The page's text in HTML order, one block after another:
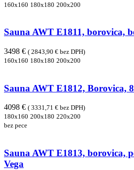
160x160 180x180 200x200
Sauna AWT E1811, borovica,
3498 € ( 2843,90 € bez DPH)
160x160 180x180 200x200
Sauna AWT E1812, Borovica,
4098 € ( 3331,71 € bez DPH)
180x160 200x180 220x200
bez pece
Sauna AWT E1813, borovica,
Vega